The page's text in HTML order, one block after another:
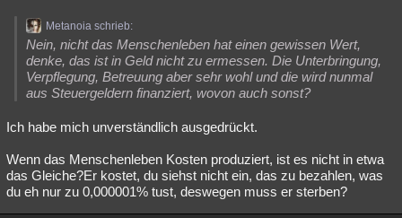
Metanoia schrieb:
Nein, nicht das Menschenleben hat einen gewissen Wert,
denke, das ist in Geld nicht zu ermessen. Die Unterbringung,
Verpflegung, Betreuung aber sehr wohl und die wird nunmal
aus Steuergeldern finanziert, wovon auch sonst?
Ich habe mich unverständlich ausgedrückt.
Wenn das Menschenleben Kosten produziert, ist es nicht in etwa
das Gleiche?Er kostet, du siehst nicht ein, das zu bezahlen, was
du eh nur zu 0,000001% tust, deswegen muss er sterben?